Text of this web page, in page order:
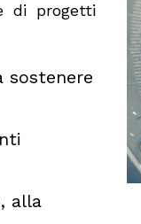
di progetti
alla